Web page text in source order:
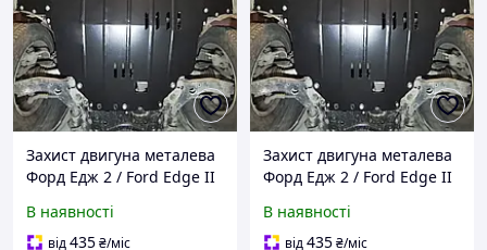
Захист двигуна металева
Форд Едж 2 / Ford Edge II
2.7L/ {двигун і КПП} Titan
В наявності
від435₴/міс
Захист двигуна металева
Форд Едж 2 / Ford Edge II
3.5L/ {двигун і КПП} Titan
В наявності
від435₴/міс